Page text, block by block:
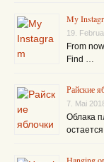
My
19.
From
Find …
Райские
7. Mai
Облака
остается
Hanging